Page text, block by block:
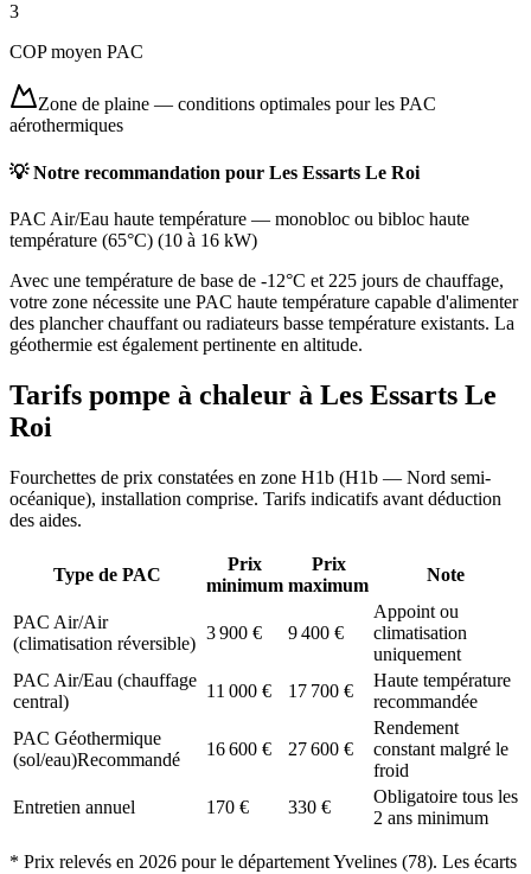
3
COP moyen PAC
Zone de plaine — conditions optimales pour les PAC
aérothermiques
💡 Notre recommandation pour Les Essarts Le Roi
PAC Air/Eau haute température — monobloc ou bibloc haute
température (65°C) (10 à 16 kW)
Avec une température de base de -12°C et 225 jours de chauffage,
votre zone nécessite une PAC haute température capable d'alimenter
des plancher chauffant ou radiateurs basse température existants. La
géothermie est également pertinente en altitude.
Tarifs pompe à chaleur à Les Essarts Le
Roi
Fourchettes de prix constatées en zone H1b (H1b — Nord semi-
océanique), installation comprise. Tarifs indicatifs avant déduction
des aides.
Type de PAC
Prix
minimum
Prix
maximum
Note
PAC Air/Air
(climatisation réversible)
3 900 € 9 400 €
Appoint ou
climatisation
uniquement
PAC Air/Eau (chauffage
central)
11 000 € 17 700 €
Haute température
recommandée
PAC Géothermique
(sol/eau)Recommandé
16 600 € 27 600 €
Rendement
constant malgré le
froid
Entretien annuel
170 € 330 €
Obligatoire tous les
2 ans minimum
* Prix relevés en 2026 pour le départementYvelines (78). Les écarts